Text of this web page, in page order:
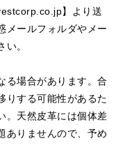
】より送
メールフォルダやメー
い。
る場合があります。合
りする可能性があるた
。天然皮革には個体差
ありませんので、予め